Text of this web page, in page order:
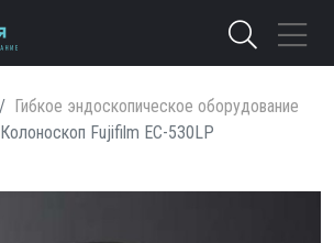
Гибкое эндоскопическое оборудование
Колоноскоп Fujifilm EC-530LP